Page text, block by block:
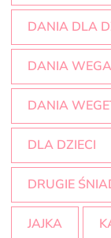
DANIA DLA
DANIA
DANIA
DLA DZIECI
DRUGIE
JAJKA